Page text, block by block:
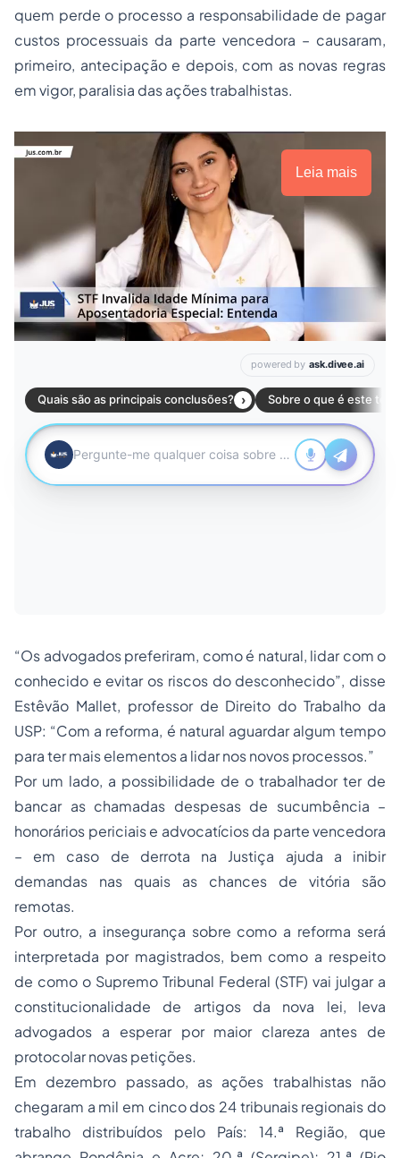
quem perde o processo a responsabilidade de pagar
custos processuais da parte vencedora – causaram,
primeiro, antecipação e depois, com as novas regras
em vigor, paralisia das ações trabalhistas.
Leia mais
“Os advogados preferiram, como é natural, lidar com o
conhecido e evitar os riscos do desconhecido”, disse
Estêvão Mallet, professor de Direito do Trabalho da
USP: “Com a reforma, é natural aguardar algum tempo
para ter mais elementos a lidar nos novos processos.”
Por um lado, a possibilidade de o trabalhador ter de
bancar as chamadas despesas de sucumbência –
honorários periciais e advocatícios da parte vencedora
– em caso de derrota na Justiça ajuda a inibir
demandas nas quais as chances de vitória são
remotas.
Por outro, a insegurança sobre como a reforma será
interpretada por magistrados, bem como a respeito
de como o Supremo Tribunal Federal (STF) vai julgar a
constitucionalidade de artigos da nova lei, leva
advogados a esperar por maior clareza antes de
protocolar novas petições.
Em dezembro passado, as ações trabalhistas não
chegaram a mil em cinco dos 24 tribunais regionais do
trabalho distribuídos pelo País: 14.ª Região, que